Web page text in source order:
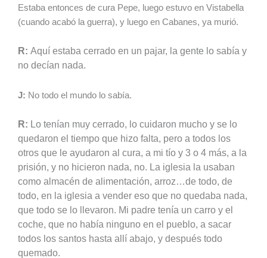
Estaba entonces de cura Pepe, luego estuvo en Vistabella
(cuando acabó la guerra), y luego en Cabanes, ya murió.
R: Aquí estaba cerrado en un pajar, la gente lo sabía y
no decían nada.
J: No todo el mundo lo sabía.
R: Lo tenían muy cerrado, lo cuidaron mucho y se lo
quedaron el tiempo que hizo falta, pero a todos los
otros que le ayudaron al cura, a mi tío y 3 o 4 más, a la
prisión, y no hicieron nada, no. La iglesia la usaban
como almacén de alimentación, arroz…de todo, de
todo, en la iglesia a vender eso que no quedaba nada,
que todo se lo llevaron. Mi padre tenía un carro y el
coche, que no había ninguno en el pueblo, a sacar
todos los santos hasta allí abajo, y después todo
quemado.